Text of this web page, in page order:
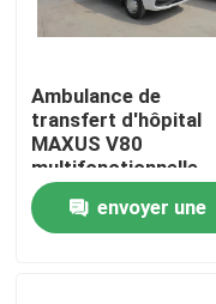
Camion de
Camion de
Ambulance de
transfert d'hôpital
MAXUS V80
multifonctionnelle
pour le patient
envoyer une